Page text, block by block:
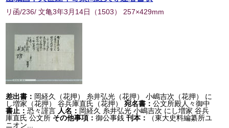
リ函/236/ 文亀3年3月14日 （1503） 257×429mm
差出書： 岡経久（花押） 糸井弘光（花押） 小嶋吉次（花押） に
し増家（花押） 谷兵庫直氏（花押）
宛名書：公文所殿人々御中
書止：恐々謹言 人名： 岡経久 糸井弘光 小嶋吉次 にし増家 谷兵
庫直氏 公文所 その他事項：御公事銭 刊本：
（東大史料編纂所ユ
ニオン...